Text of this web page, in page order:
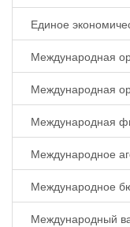
Единое
Международная
Международная
Международная
Международное
Международное
Международный